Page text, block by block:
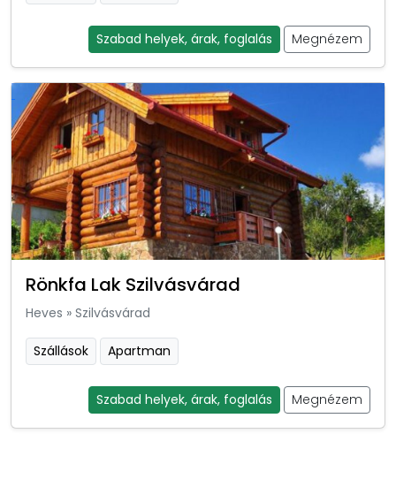
Szabad helyek, árak, foglalás Megnézem
Rönkfa Lak Szilvásvárad
Heves » Szilvásvárad
Szállások Apartman
Szabad helyek, árak, foglalás Megnézem